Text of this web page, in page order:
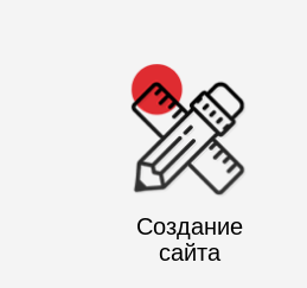
Создание
сайта